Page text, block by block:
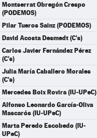
Montserrat Obregón Crespo
(PODEMOS)
Pilar Tueros Sainz (PODEMOS)
David Acosta Desmedt (C's)
Carlos Javier Fernández Pérez
(C's)
Julia María Caballero Morales
(C's)
Mercedes Boix Rovira (IU-UPeC)
Alfonso Leonardo García-Oliva
Mascarós (IU-UPeC)
Marta Peredo Escobedo (IU-
UPeC)